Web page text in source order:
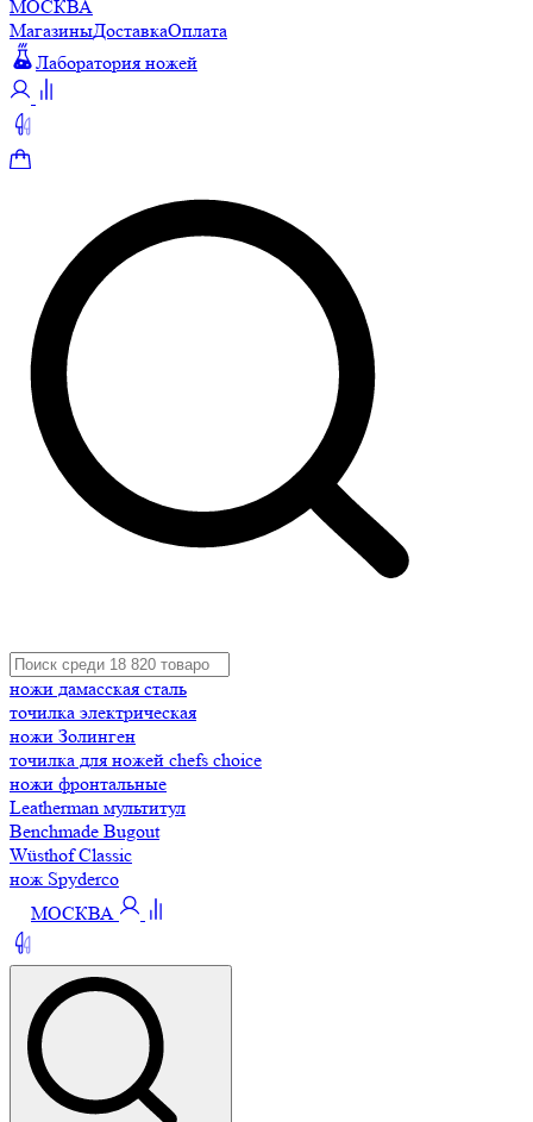
МОСКВА
МагазиныДоставкаОплата
Лаборатория ножей
ножи дамасская сталь
точилка электрическая
ножи Золинген
точилка для ножей chefs choice
ножи фронтальные
Leatherman мультитул
Benchmade Bugout
Wüsthof Classic
нож Spyderco
МОСКВА